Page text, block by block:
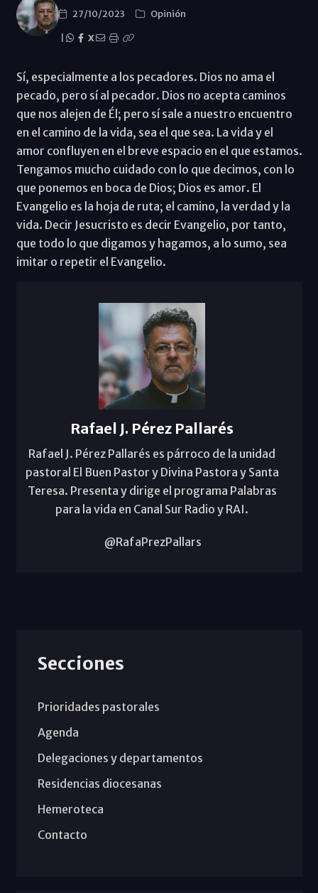
27/10/2023
Opinión
X
Sí, especialmente a los pecadores. Dios no ama el
pecado, pero sí al pecador. Dios no acepta caminos
que nos alejen de Él; pero sí sale a nuestro encuentro
en el camino de la vida, sea el que sea. La vida y el
amor confluyen en el breve espacio en el que estamos.
Tengamos mucho cuidado con lo que decimos, con lo
que ponemos en boca de Dios; Dios es amor. El
Evangelio es la hoja de ruta; el camino, la verdad y la
vida. Decir Jesucristo es decir Evangelio, por tanto,
que todo lo que digamos y hagamos, a lo sumo, sea
imitar o repetir el Evangelio.
Rafael J. Pérez Pallarés
Rafael J. Pérez Pallarés es párroco de la unidad
pastoral El Buen Pastor y Divina Pastora y Santa
Teresa. Presenta y dirige el programa Palabras
para la vida en Canal Sur Radio y RAI.
@RafaPrezPallars
Secciones
Prioridades pastorales
Agenda
Delegaciones y departamentos
Residencias diocesanas
Hemeroteca
Contacto